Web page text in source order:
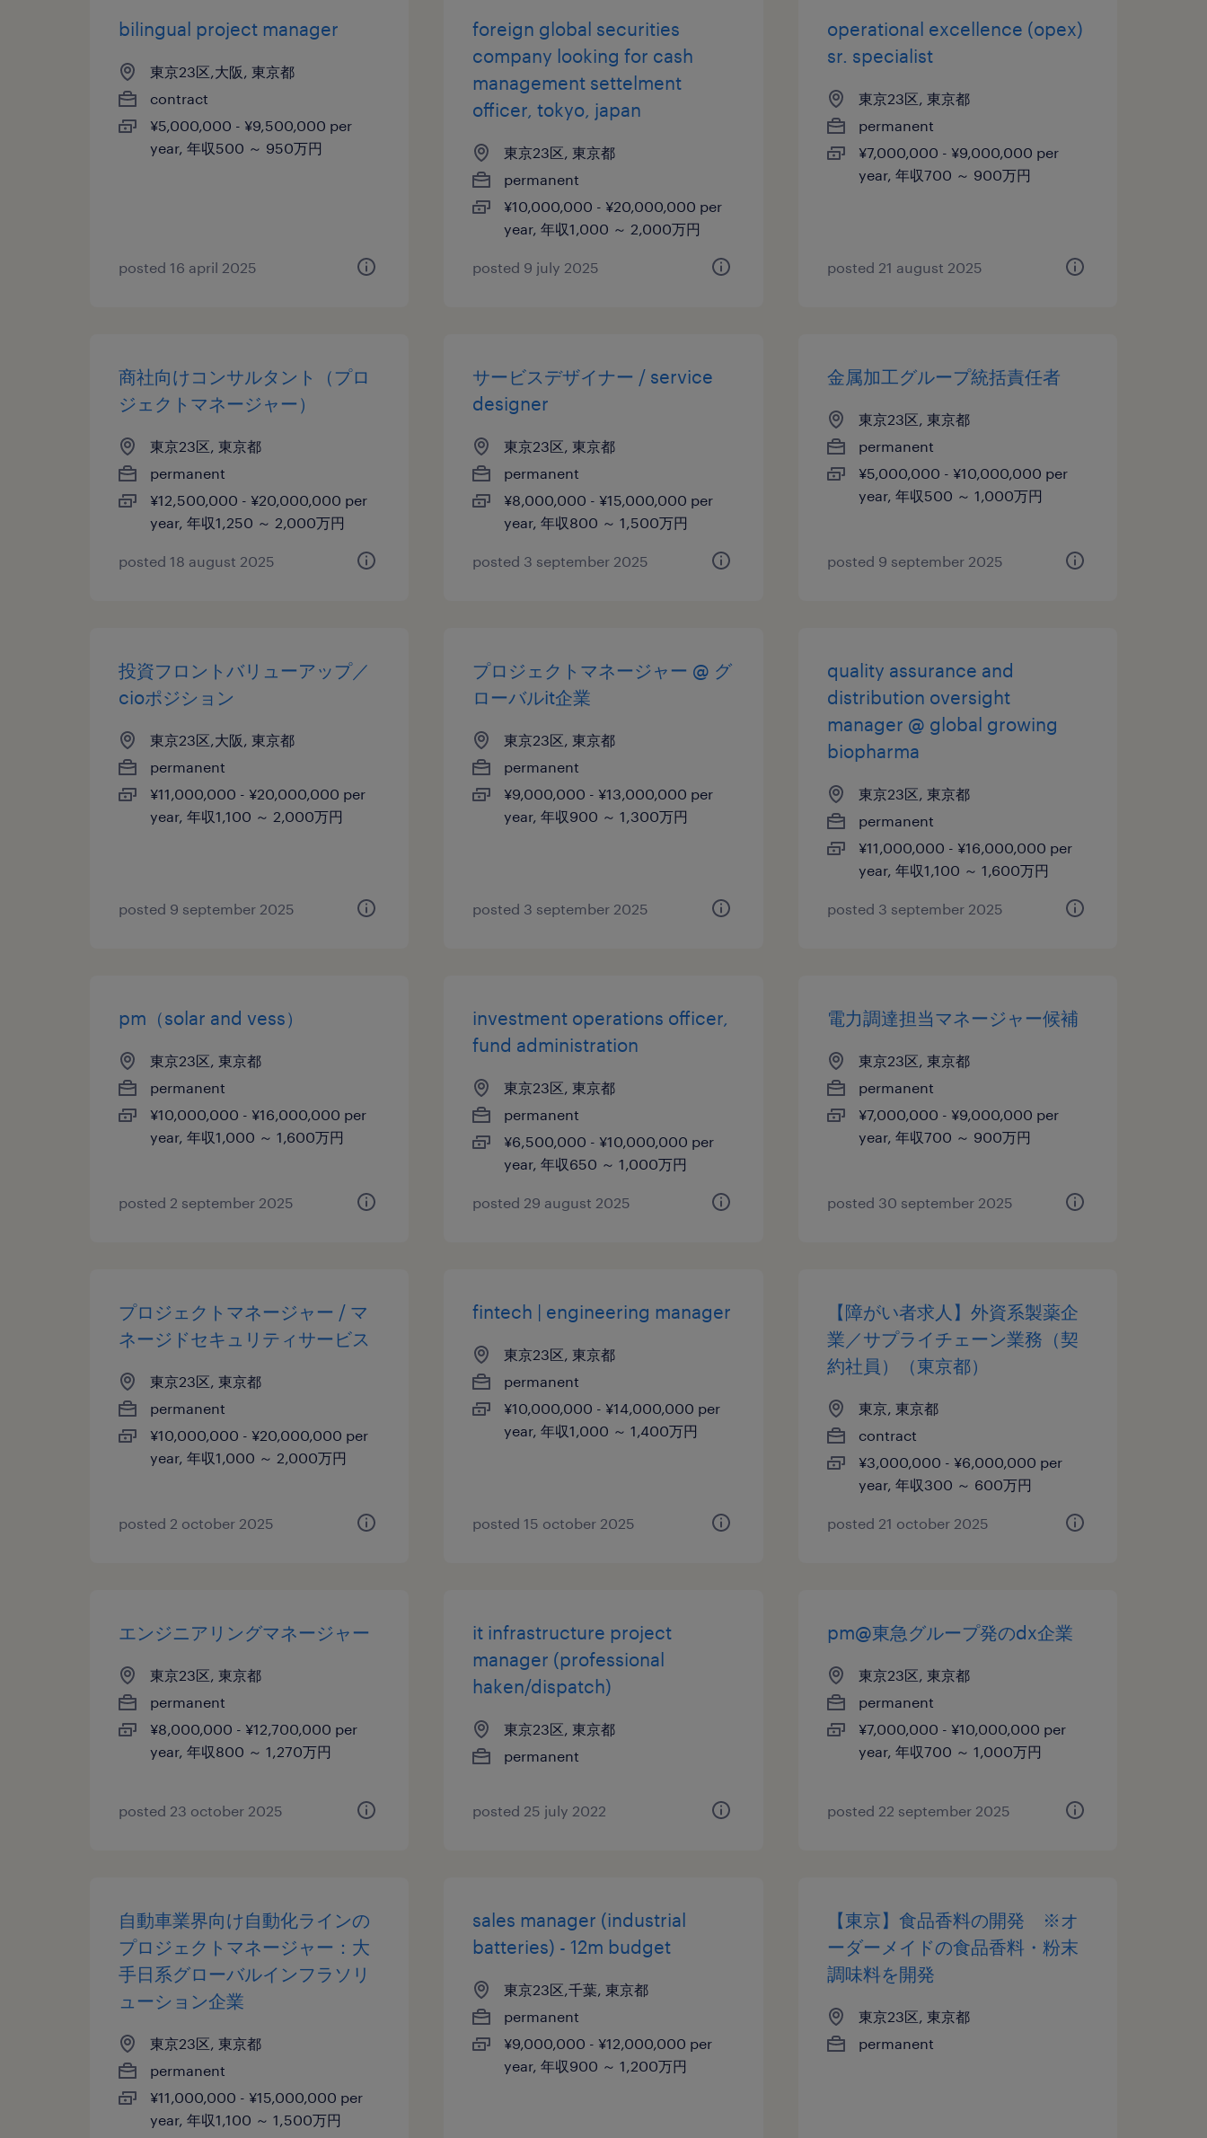
bilingual project manager
東京23区,大阪, 東京都
contract
¥5,000,000 - ¥9,500,000 per
year, 年収500 ～ 950万円
posted 16 april 2025
foreign global securities
company looking for cash
management settelment
officer, tokyo, japan
東京23区, 東京都
permanent
¥10,000,000 - ¥20,000,000 per
year, 年収1,000 ～ 2,000万円
posted 9 july 2025
operational excellence (opex)
sr. specialist
東京23区, 東京都
permanent
¥7,000,000 - ¥9,000,000 per
year, 年収700 ～ 900万円
posted 21 august 2025
商社向けコンサルタント（プロ
ジェクトマネージャー）
東京23区, 東京都
permanent
¥12,500,000 - ¥20,000,000 per
year, 年収1,250 ～ 2,000万円
posted 18 august 2025
サービスデザイナー / service
designer
東京23区, 東京都
permanent
¥8,000,000 - ¥15,000,000 per
year, 年収800 ～ 1,500万円
posted 3 september 2025
金属加工グループ統括責任者
東京23区, 東京都
permanent
¥5,000,000 - ¥10,000,000 per
year, 年収500 ～ 1,000万円
posted 9 september 2025
投資フロントバリューアップ／
cioポジション
東京23区,大阪, 東京都
permanent
¥11,000,000 - ¥20,000,000 per
year, 年収1,100 ～ 2,000万円
posted 9 september 2025
プロジェクトマネージャー @ グ
ローバルit企業
東京23区, 東京都
permanent
¥9,000,000 - ¥13,000,000 per
year, 年収900 ～ 1,300万円
posted 3 september 2025
quality assurance and
distribution oversight
manager @ global growing
biopharma
東京23区, 東京都
permanent
¥11,000,000 - ¥16,000,000 per
year, 年収1,100 ～ 1,600万円
posted 3 september 2025
pm（solar and vess）
東京23区, 東京都
permanent
¥10,000,000 - ¥16,000,000 per
year, 年収1,000 ～ 1,600万円
posted 2 september 2025
investment operations officer,
fund administration
東京23区, 東京都
permanent
¥6,500,000 - ¥10,000,000 per
year, 年収650 ～ 1,000万円
posted 29 august 2025
電力調達担当マネージャー候補
東京23区, 東京都
permanent
¥7,000,000 - ¥9,000,000 per
year, 年収700 ～ 900万円
posted 30 september 2025
プロジェクトマネージャー / マ
ネージドセキュリティサービス
東京23区, 東京都
permanent
¥10,000,000 - ¥20,000,000 per
year, 年収1,000 ～ 2,000万円
posted 2 october 2025
fintech | engineering manager
東京23区, 東京都
permanent
¥10,000,000 - ¥14,000,000 per
year, 年収1,000 ～ 1,400万円
posted 15 october 2025
【障がい者求人】外資系製薬企
業／サプライチェーン業務（契
約社員）（東京都）
東京, 東京都
contract
¥3,000,000 - ¥6,000,000 per
year, 年収300 ～ 600万円
posted 21 october 2025
エンジニアリングマネージャー
東京23区, 東京都
permanent
¥8,000,000 - ¥12,700,000 per
year, 年収800 ～ 1,270万円
posted 23 october 2025
it infrastructure project
manager (professional
haken/dispatch)
東京23区, 東京都
permanent
posted 25 july 2022
pm@東急グループ発のdx企業
東京23区, 東京都
permanent
¥7,000,000 - ¥10,000,000 per
year, 年収700 ～ 1,000万円
posted 22 september 2025
自動車業界向け自動化ラインの
プロジェクトマネージャー：大
手日系グローバルインフラソリ
ューション企業
東京23区, 東京都
permanent
¥11,000,000 - ¥15,000,000 per
year, 年収1,100 ～ 1,500万円
sales manager (industrial
batteries) - 12m budget
東京23区,千葉, 東京都
permanent
¥9,000,000 - ¥12,000,000 per
year, 年収900 ～ 1,200万円
【東京】食品香料の開発 ※オ
ーダーメイドの食品香料・粉末
調味料を開発
東京23区, 東京都
permanent